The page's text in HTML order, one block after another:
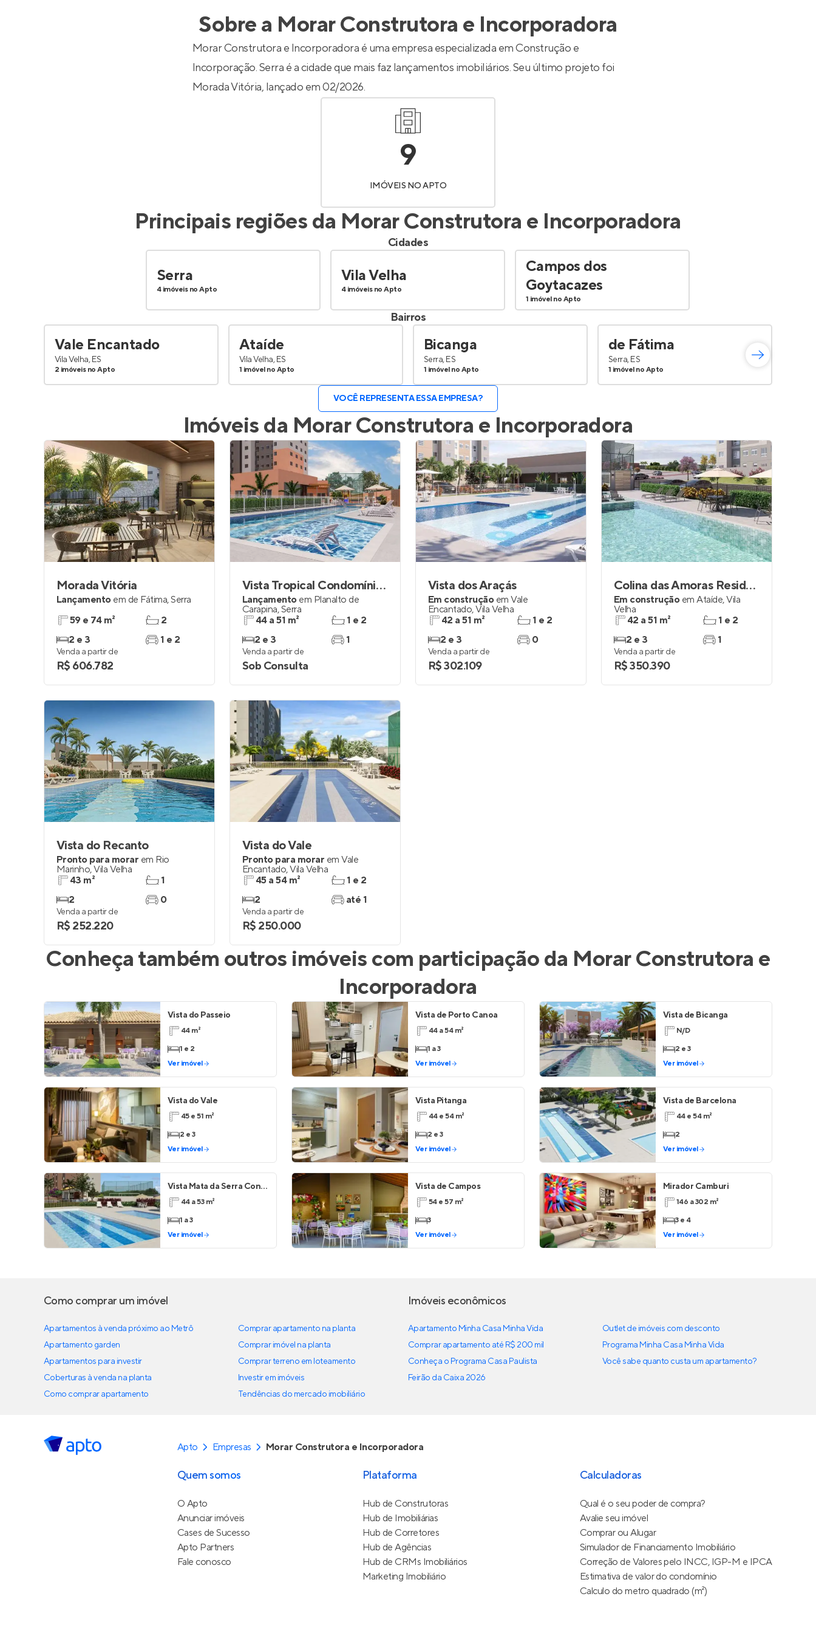
Entrar no Apto
Sobre a Morar Construtora e Incorporadora
Morar Construtora e Incorporadora é uma empresa especializada em Construção e
Incorporação. Serra é a cidade que mais faz lançamentos imobiliários. Seu último projeto foi
Morada Vitória, lançado em 02/2026.
9
IMÓVEIS NO APTO
Principais regiões da Morar Construtora e Incorporadora
Cidades
Serra
4 imóveis no Apto
Vila Velha
4 imóveis no Apto
Campos dos
Goytacazes
1 imóvel no Apto
Bairros
Vale Encantado
Vila Velha, ES
2 imóveis no Apto
Ataíde
Vila Velha, ES
1 imóvel no Apto
Bicanga
Serra, ES
1 imóvel no Apto
de Fátima
Serra, ES
1 imóvel no Apto
VOCÊ REPRESENTA ESSA EMPRESA?
Imóveis da Morar Construtora e Incorporadora
Morada Vitória
Lançamento em de Fátima,Serra
59 e 74 m²
2 e 3
2
1 e 2
Venda a partir de
R$ 606.782
Vista Tropical Condomínio Clube
Lançamento em Planalto de
Carapina,Serra
44 a 51 m²
2 e 3
1 e 2
1
Venda a partir de
Sob Consulta
Vista dos Araçás
Em construção em Vale
Encantado,Vila Velha
42 a 51 m²
2 e 3
1 e 2
0
Venda a partir de
R$ 302.109
Colina das Amoras Residencial Clube
Em construção em Ataíde,Vila
Velha
42 a 51 m²
2 e 3
1 e 2
1
Venda a partir de
R$ 350.390
Vista do Recanto
Pronto para morar em Rio
Marinho,Vila Velha
43 m²
2
1
0
Venda a partir de
R$ 252.220
Vista do Vale
Pronto para morar em Vale
Encantado,Vila Velha
45 a 54 m²
2
1 e 2
até 1
Venda a partir de
R$ 250.000
Conheça também outros imóveis com participação da Morar Construtora e
Incorporadora
Vista do Passeio
44 m²
1 e 2
Ver imóvel
Vista de Porto Canoa
44 a 54 m²
1 a 3
Ver imóvel
Vista de Bicanga
N/D
2 e 3
Ver imóvel
Vista do Vale
45 e 51 m²
2 e 3
Ver imóvel
Vista Pitanga
44 e 54 m²
2 e 3
Ver imóvel
Vista de Barcelona
44 e 54 m²
2
Ver imóvel
Vista Mata da Serra Condomínio Clube
44 a 53 m²
1 a 3
Ver imóvel
Vista de Campos
54 e 57 m²
3
Ver imóvel
Mirador Camburi
146 a 302 m²
3 e 4
Ver imóvel
Como comprar um imóvel
Apartamentos à venda próximo ao Metrô
Apartamento garden
Apartamentos para investir
Coberturas à venda na planta
Como comprar apartamento
Comprar apartamento na planta
Comprar imóvel na planta
Comprar terreno em loteamento
Investir em imóveis
Tendências do mercado imobiliário
Imóveis econômicos
Apartamento Minha Casa Minha Vida
Comprar apartamento até R$ 200 mil
Conheça o Programa Casa Paulista
Feirão da Caixa 2026
Outlet de imóveis com desconto
Programa Minha Casa Minha Vida
Você sabe quanto custa um apartamento?
Apto Empresas Morar Construtora e Incorporadora
Quem somos
O Apto
Anunciar imóveis
Cases de Sucesso
Apto Partners
Fale conosco
Plataforma
Hub de Construtoras
Hub de Imobiliárias
Hub de Corretores
Hub de Agências
Hub de CRMs Imobiliários
Marketing Imobiliário
Calculadoras
Qual é o seu poder de compra?
Avalie seu imóvel
Comprar ou Alugar
Simulador de Financiamento Imobiliário
Correção de Valores pelo INCC, IGP-M e IPCA
Estimativa de valor do condomínio
Calculo do metro quadrado (m²)